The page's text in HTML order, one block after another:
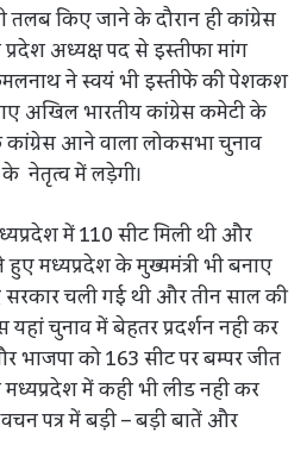
तलब किए जाने के दौरान ही कांग्रेस
अध्यक्ष पद से इस्तीफा मांग
ने स्वयं भी इस्तीफे की पेशकश
अखिल भारतीय कांग्रेस कमेटी के
आने वाला लोकसभा चुनाव
नेतृत्व में लड़ेगी।
में 110 सीट मिली थी और
मध्यप्रदेश के मुख्यमंत्री भी बनाए
चली गई थी और तीन साल की
यहां चुनाव में बेहतर प्रदर्शन नही कर
भाजपा को 163 सीट पर बम्पर जीत
में कही भी लीड नही कर
पत्र में बड़ी – बड़ी बातें और